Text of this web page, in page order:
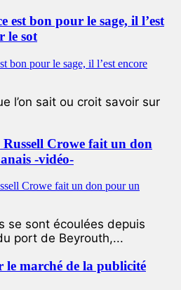
est bon pour le sage, il l’est
le sot
l’on sait ou croit savoir sur
Russell Crowe fait un don
-vidéo-
se sont écoulées depuis
port de Beyrouth,...
le marché de la publicité